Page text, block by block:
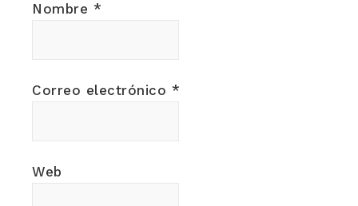
Nombre *
Correo electrónico *
Web